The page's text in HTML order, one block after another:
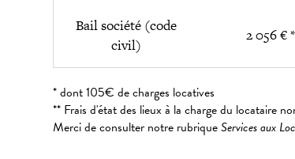
Bail société (code
civil)
2 056 € *
* dont 105€ de charges locatives
** Frais d'état des lieux à la charge du locataire
Merci de consulter notre rubriqueServices aux